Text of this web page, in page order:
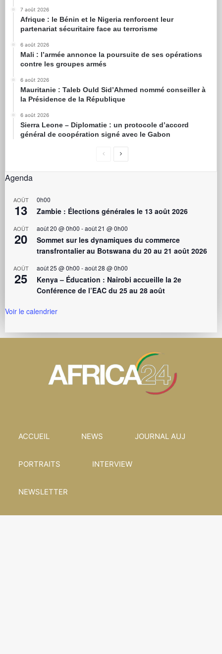
7 août 2026
Afrique : le Bénin et le Nigeria renforcent leur
partenariat sécuritaire face au terrorisme
6 août 2026
Mali : l’armée annonce la poursuite de ses opérations
contre les groupes armés
6 août 2026
Mauritanie : Taleb Ould Sid’Ahmed nommé conseiller à
la Présidence de la République
6 août 2026
Sierra Leone – Diplomatie : un protocole d’accord
général de coopération signé avec le Gabon
Agenda
AOÛT
13
0h00
Zambie : Élections générales le 13 août 2026
AOÛT
20
août 20 @ 0h00 -août 21 @ 0h00
Sommet sur les dynamiques du commerce
transfrontalier au Botswana du 20 au 21 août 2026
AOÛT
25
août 25 @ 0h00 -août 28 @ 0h00
Kenya – Éducation : Nairobi accueille la 2e
Conférence de l’EAC du 25 au 28 août
Voir le calendrier
ACCUEIL NEWS JOURNAL AUJ
PORTRAITS INTERVIEW
NEWSLETTER